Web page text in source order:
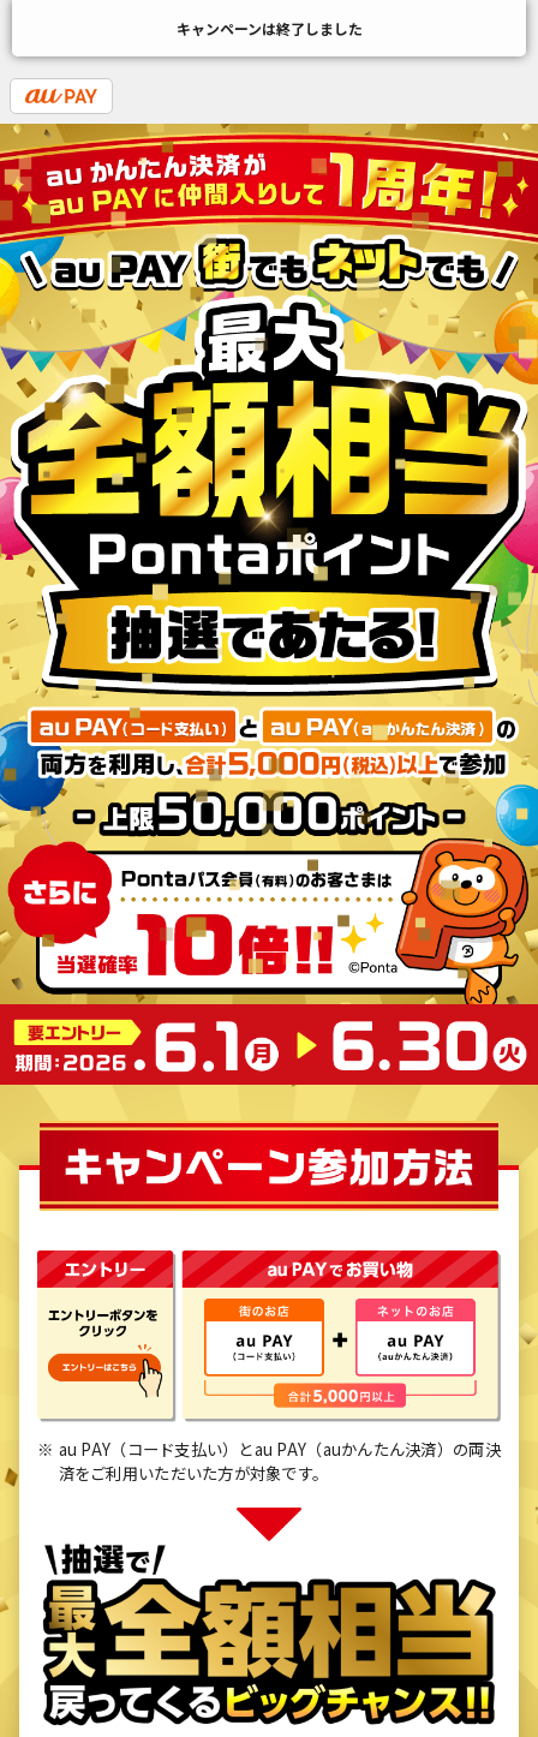
キャンペーンは終了しました
au PAY（コード支払い）とau PAY（auかんたん決済）の両決
済をご利用いただいた方が対象です。